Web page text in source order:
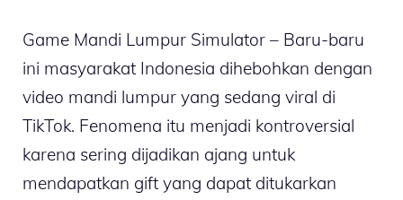
Game Mandi Lumpur Simulator – Baru-baru
ini masyarakat Indonesia dihebohkan dengan
video mandi lumpur yang sedang viral di
TikTok. Fenomena itu menjadi kontroversial
karena sering dijadikan ajang untuk
mendapatkan gift yang dapat ditukarkan